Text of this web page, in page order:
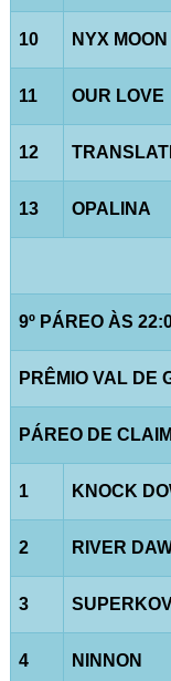
10 NYX MOON
11 OUR LOVE
12
13 OPALINA
9º PÁREO ÀS
PRÊMIO VAL DE
PÁREO DE
1 KNOCK
2 RIVER
3
4 NINNON